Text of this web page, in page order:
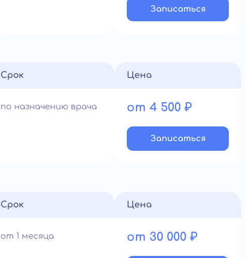
Записатьcя
Срок
по назначению врача
Цена
от 4 500 ₽
Записатьcя
Срок
от 1 месяца
Цена
от 30 000 ₽